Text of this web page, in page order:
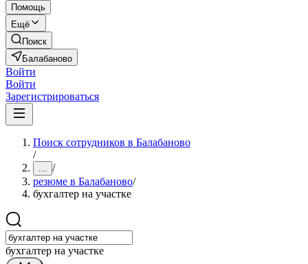
Помощь
Ещё
Поиск
Балабаново
Войти
Войти
Зарегистрироваться
Поиск сотрудников в Балабаново
/
... /
резюме в Балабаново/
бухгалтер на участке
бухгалтер на участке